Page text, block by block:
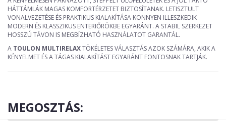
HÁTTÁMLÁK MAGAS KOMFORTÉRZETET BIZTOSÍTANAK. LETISZTULT
VONALVEZETÉSE ÉS PRAKTIKUS KIALAKÍTÁSA KÖNNYEN ILLESZKEDIK
MODERN ÉS KLASSZIKUS ENTERIŐRÖKBE EGYARÁNT. A STABIL SZERKEZET
HOSSZÚ TÁVON IS MEGBÍZHATÓ HASZNÁLATOT GARANTÁL.
A TOULON MULTIRELAXTÖKÉLETES VÁLASZTÁS AZOK SZÁMÁRA, AKIK A
KÉNYELMET ÉS A TÁGAS KIALAKÍTÁST EGYARÁNT FONTOSNAK TARTJÁK.
MEGOSZTÁS: